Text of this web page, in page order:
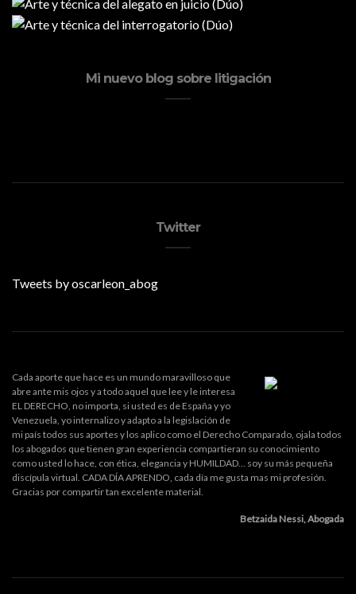
Mi nuevo blog sobre litigación
Twitter
Tweets by oscarleon_abog
Cada aporte que hace es un mundo maravilloso que
abre ante mis ojos y a todo aquel que lee y le interesa
EL DERECHO, no importa, si usted es de España y yo
Venezuela, yo internalizo y adapto a la legislación de
mi país todos sus aportes y los aplico como el Derecho Comparado, ojala todos
los abogados que tienen gran experiencia compartieran su conocimiento
como usted lo hace, con ética, elegancia y HUMILDAD... soy su más pequeña
discípula virtual. CADA DÍA APRENDO, cada día me gusta mas mi profesión.
Gracias por compartir tan excelente material.
Betzaida Nessi, Abogada